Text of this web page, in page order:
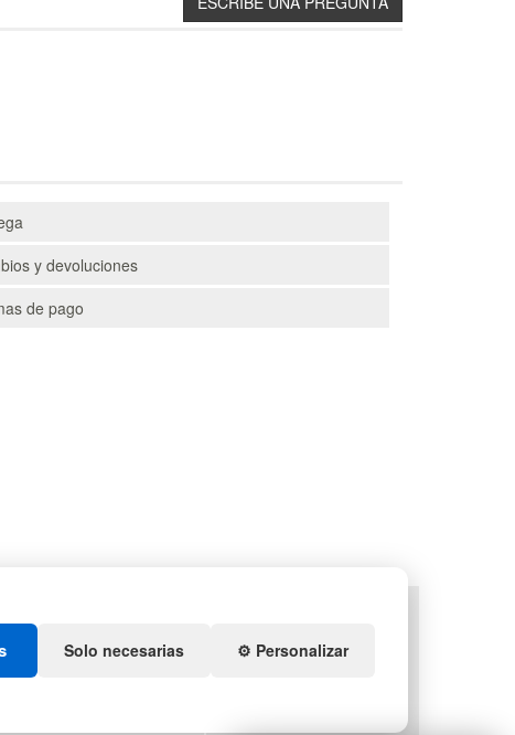
y devoluciones
de pago
DE PLÁSTICO
Y SOBRANTES
ARTÍCULOS DE NATACIÓN
Solo necesarias ⚙️ Personalizar